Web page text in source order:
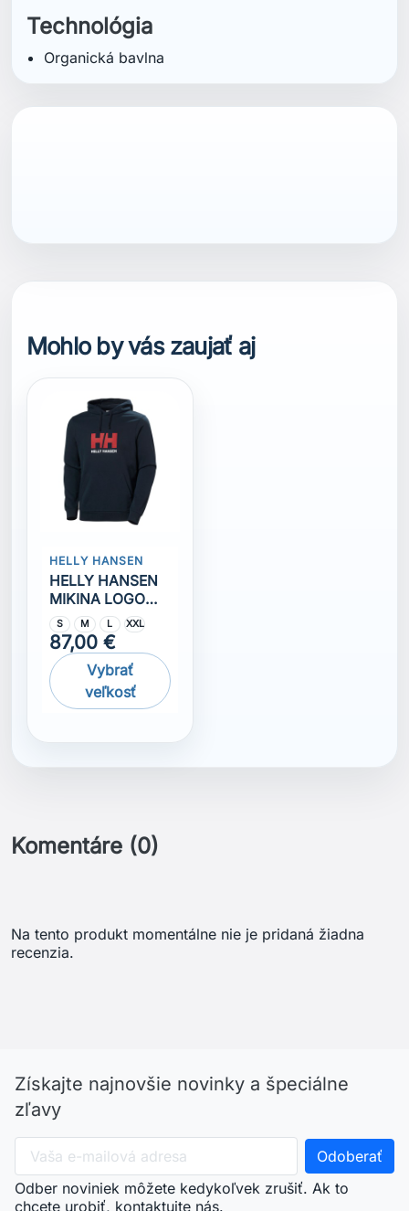
Technológia
Organická bavlna
Mohlo by vás zaujať aj
HELLY HANSEN
HELLY HANSEN
MIKINA LOGO
2.0
S M L XXL
87,00 €
Vybrať
veľkosť
Komentáre (0)
Na tento produkt momentálne nie je pridaná žiadna
recenzia.
Získajte najnovšie novinky a špeciálne
zľavy
Odber noviniek môžete kedykoľvek zrušiť. Ak to
chcete urobiť, kontaktujte nás.